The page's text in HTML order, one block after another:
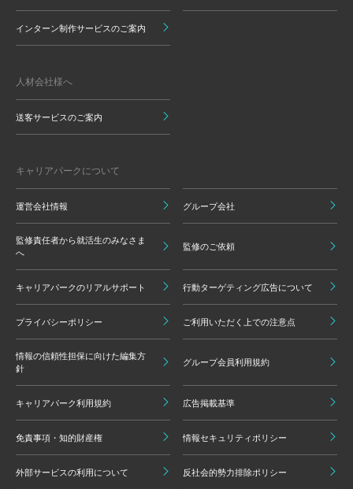
インターン制作サービスのご案内
人材会社様へ
送客サービスのご案内
キャリアパークについて
運営会社情報 グループ会社
監修責任者から就活生のみなさま
へ
監修のご依頼
キャリアパークのリアルサポート 行動ターゲティング広告について
プライバシーポリシー ご利用いただく上での注意点
情報の信頼性担保に向けた編集方
針
グループ会員利用規約
キャリアパーク利用規約 広告掲載基準
免責事項・知的財産権 情報セキュリティポリシー
外部サービスの利用について 反社会的勢力排除ポリシー